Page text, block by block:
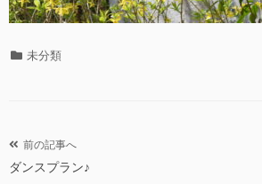
カ 未分類
投
稿
前の記事へ
ダンスプラン♪